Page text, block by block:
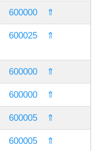
600000 ⇑
600025 ⇑
600000 ⇑
600000 ⇑
600005 ⇑
600005 ⇑